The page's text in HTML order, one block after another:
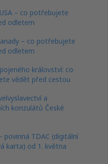
– co potřebujete
odletem
– co potřebujete
odletem
království: co
vědět před cestou
a
konzulátů České
povinná TDAC (digitální
karta) od 1. května